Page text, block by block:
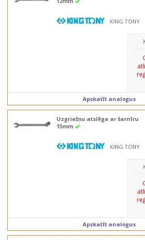
KING TONY
Apskatīt analogus
Uzgriežņu atslēga ar šarnīru
15mm
KING TONY
Apskatīt analogus